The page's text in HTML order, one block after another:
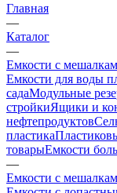
Главная
—
Каталог
—
Емкости с
Емкости для воды
садаМодульные
стройкиЯщики и
нефтепродуктов
пластика
товарыЕмкости
—
Емкости с